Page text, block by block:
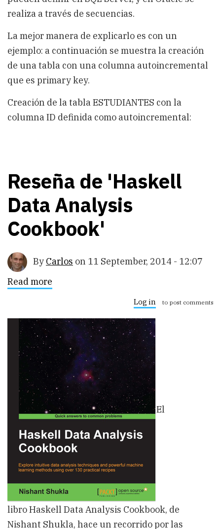
realiza a través de secuencias.
La mejor manera de explicarlo es con un
ejemplo: a continuación se muestra la creación
de una tabla con una columna autoincremental
que es primary key.
Creación de la tabla ESTUDIANTES con la
columna ID definida como autoincremental:
Reseña de 'Haskell
Data Analysis
Cookbook'
By Carlos on 11 September, 2014 - 12:07
Read more
Data
Analysis
Cookbook'
Log in to post comments
El
libro Haskell Data Analysis Cookbook, de
Nishant Shukla, hace un recorrido por las